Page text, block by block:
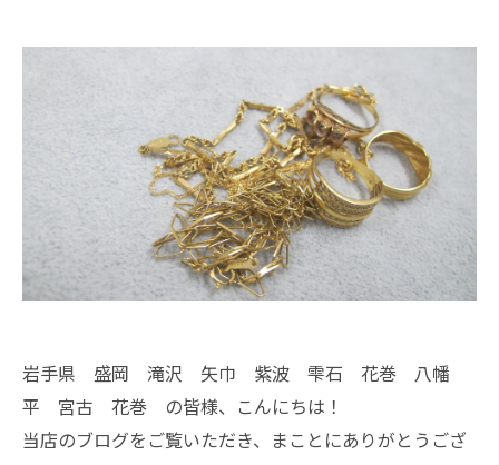
岩手県 盛岡 滝沢 矢巾 紫波 雫石 花巻 八幡
平 宮古 花巻 の皆様、こんにちは！
当店のブログをご覧いただき、まことにありがとうござ